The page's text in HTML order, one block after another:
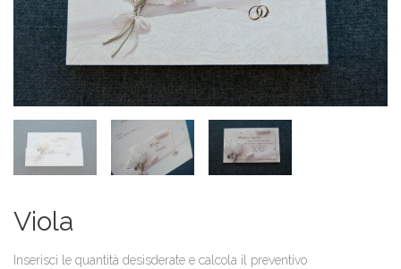
Viola
Inserisci le quantità desisderate e calcola il preventivo